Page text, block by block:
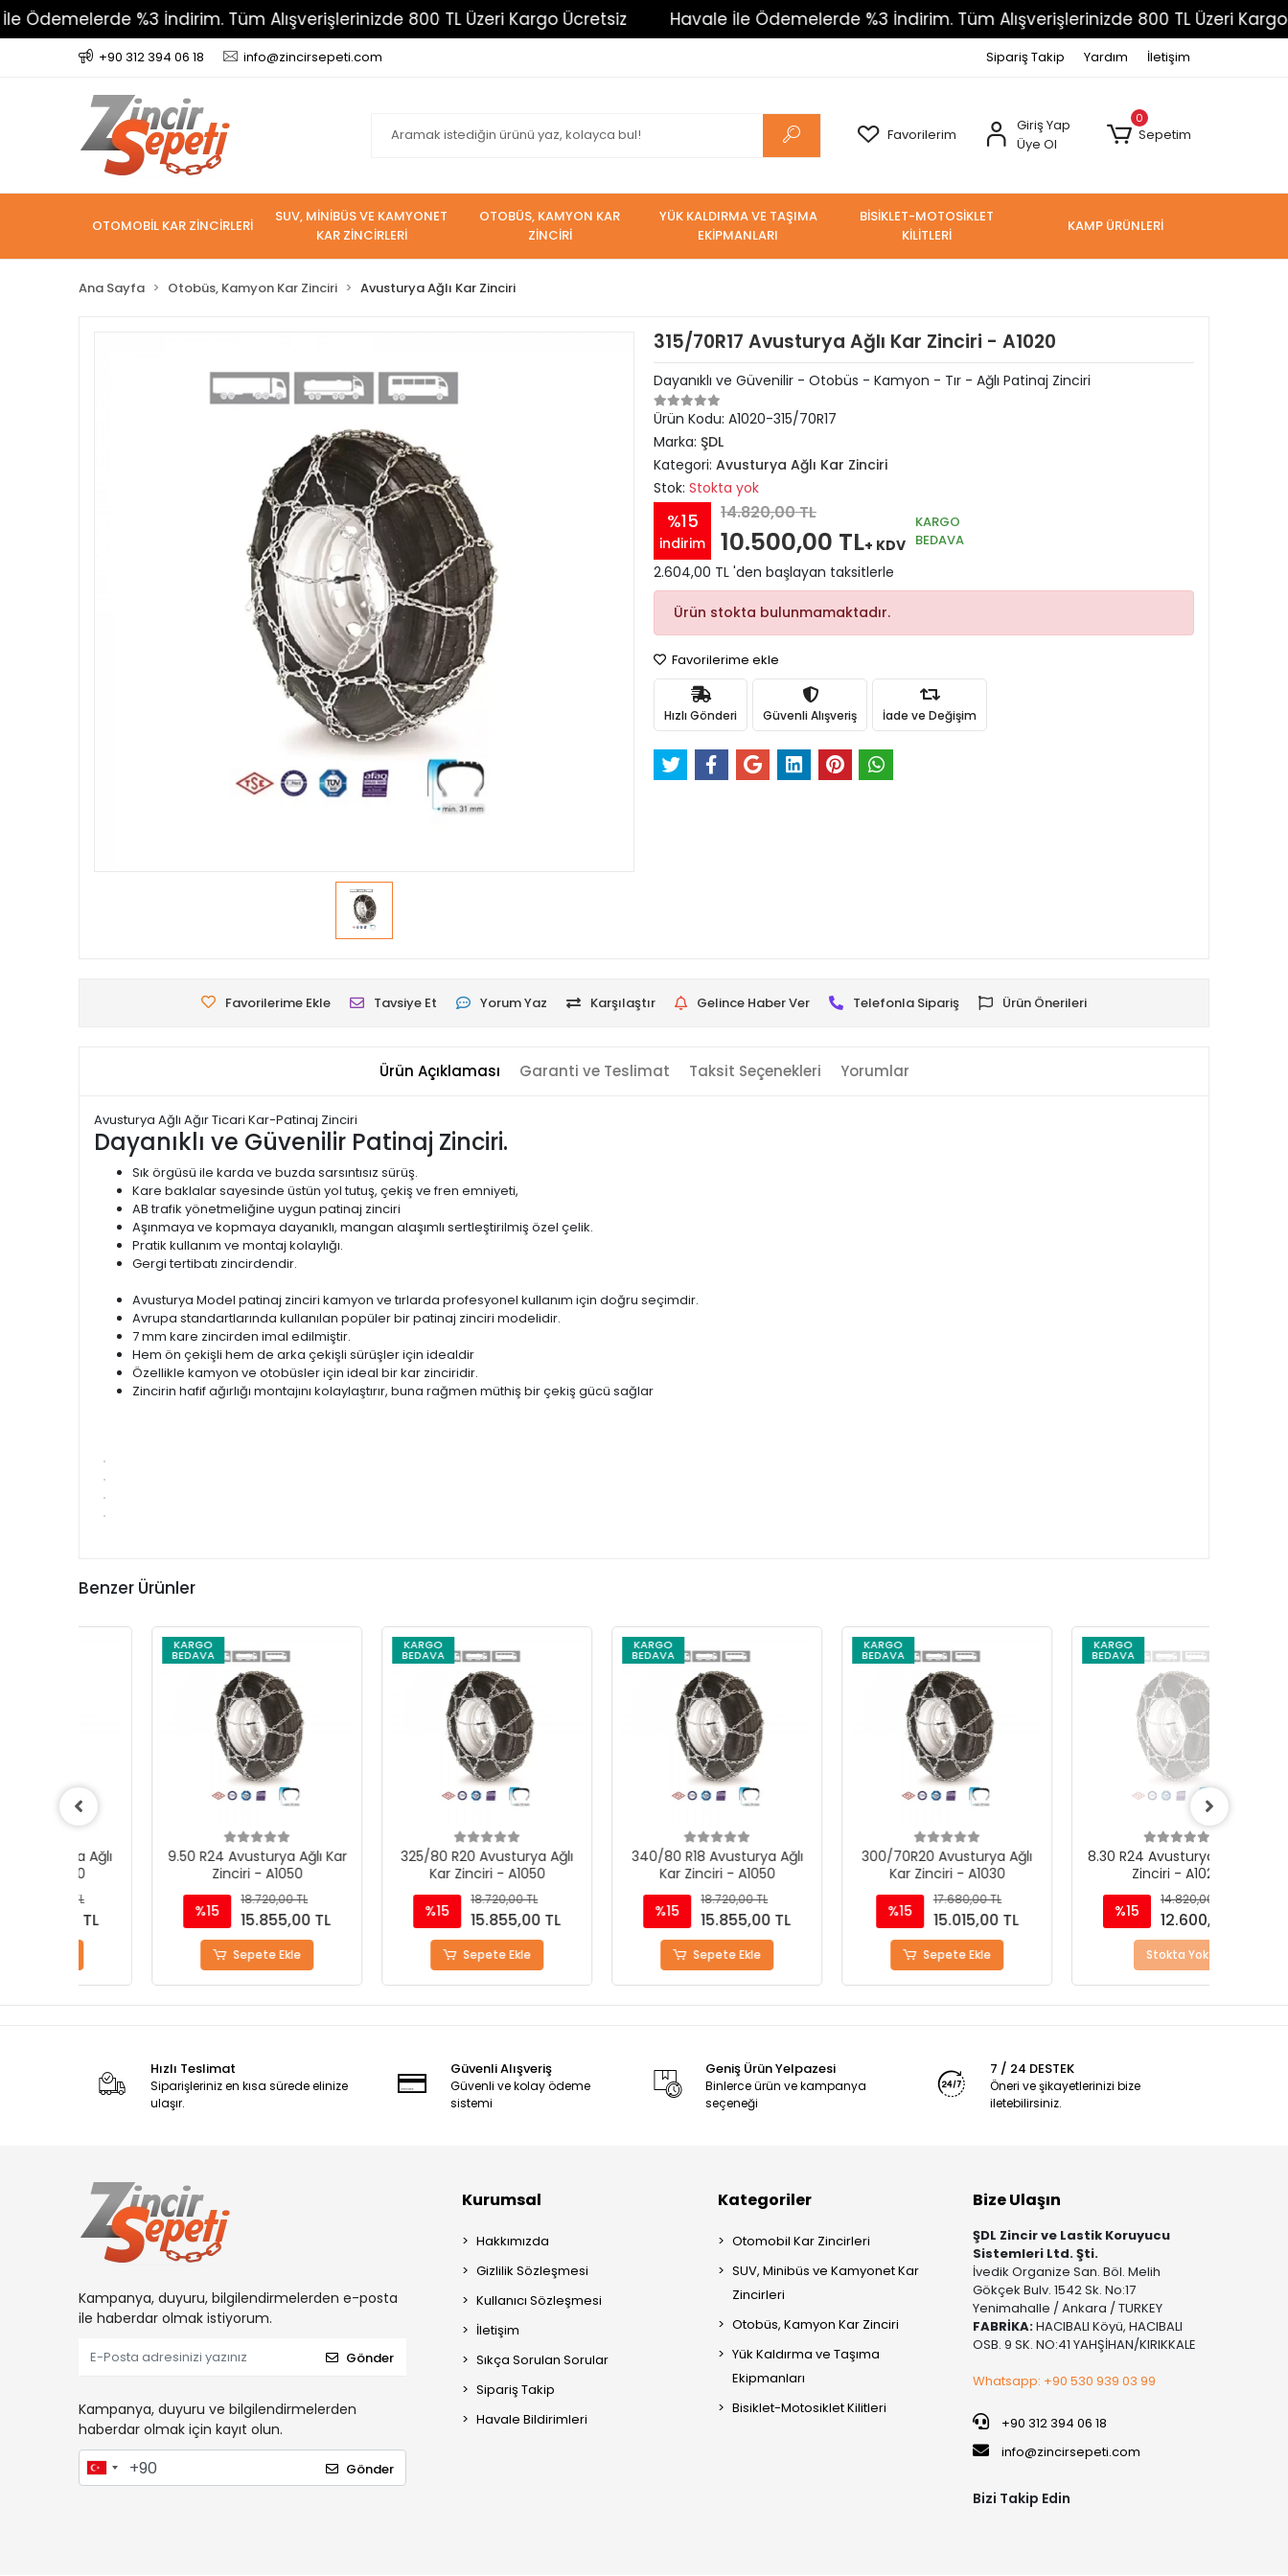
%3 İndirim. Tüm Alışverişlerinizde 800 TL Üzeri Kargo Ücretsiz Havale İle Ödemelerde %3 İndirim. Tüm Alışverişlerinizde 800 TL Üzeri Kargo
+90 312 394 06 18 info@zincirsepeti.com Sipariş Takip Yardım İletişim
Favorilerim
Giriş Yap
Üye Ol
0
Sepetim
OTOMOBİL KAR ZİNCİRLERİ
SUV, MİNİBÜS VE KAMYONET
KAR ZİNCİRLERİ
OTOBÜS, KAMYON KAR
ZİNCİRİ
YÜK KALDIRMA VE TAŞIMA
EKİPMANLARI
BİSİKLET-MOTOSİKLET
KİLİTLERİ
KAMP ÜRÜNLERİ
Ana Sayfa Otobüs, Kamyon Kar Zinciri Avusturya Ağlı Kar Zinciri
315/70R17 Avusturya Ağlı Kar Zinciri - A1020
Dayanıklı ve Güvenilir - Otobüs - Kamyon - Tır - Ağlı Patinaj Zinciri
Ürün Kodu: A1020-315/70R17
Marka: ŞDL
Kategori: Avusturya Ağlı Kar Zinciri
Stok: Stokta yok
%15
indirim
14.820,00 TL
10.500,00 TL+ KDV
KARGO
BEDAVA
2.604,00 TL 'den başlayan taksitlerle
Ürün stokta bulunmamaktadır.
Favorilerime ekle
Hızlı Gönderi Güvenli Alışveriş İade ve Değişim
Favorilerime Ekle Tavsiye Et Yorum Yaz Karşılaştır Gelince Haber Ver Telefonla Sipariş Ürün Önerileri
Ürün Açıklaması Garanti ve Teslimat Taksit Seçenekleri Yorumlar
Avusturya Ağlı Ağır Ticari Kar-Patinaj Zinciri
Dayanıklı ve Güvenilir Patinaj Zinciri.
Sık örgüsü ile karda ve buzda sarsıntısız sürüş.
Kare baklalar sayesinde üstün yol tutuş, çekiş ve fren emniyeti,
AB trafik yönetmeliğine uygun patinaj zinciri
Aşınmaya ve kopmaya dayanıklı, mangan alaşımlı sertleştirilmiş özel çelik.
Pratik kullanım ve montaj kolaylığı.
Gergi tertibatı zincirdendir.
Avusturya Model patinaj zinciri kamyon ve tırlarda profesyonel kullanım için doğru seçimdir.
Avrupa standartlarında kullanılan popüler bir patinaj zinciri modelidir.
7 mm kare zincirden imal edilmiştir.
Hem ön çekişli hem de arka çekişli sürüşler için idealdir
Özellikle kamyon ve otobüsler için ideal bir kar zinciridir.
Zincirin hafif ağırlığı montajını kolaylaştırır, buna rağmen müthiş bir çekiş gücü sağlar
Benzer Ürünler
9.50 R24 Avusturya Ağlı Kar
Zinciri - A1050
18.720,00 TL
15.855,00 TL
Sepete Ekle
325/80 R20 Avusturya Ağlı
Kar Zinciri - A1050
18.720,00 TL
15.855,00 TL
Sepete Ekle
340/80 R18 Avusturya Ağlı
Kar Zinciri - A1050
18.720,00 TL
15.855,00 TL
Sepete Ekle
300/70R20 Avusturya Ağlı
Kar Zinciri - A1030
17.680,00 TL
15.015,00 TL
Sepete Ekle
8.30 R24 Avusturya Ağlı Kar
Zinciri - A1020
14.820,00 TL
12.600,00 TL
Hızlı Teslimat
Siparişleriniz en kısa sürede elinize
ulaşır.
Güvenli Alışveriş
Güvenli ve kolay ödeme
sistemi
Geniş Ürün Yelpazesi
Binlerce ürün ve kampanya
seçeneği
7 / 24 DESTEK
Öneri ve şikayetlerinizi bize
iletebilirsiniz.
Kampanya, duyuru, bilgilendirmelerden e-posta
ile haberdar olmak istiyorum.
Gönder
Kampanya, duyuru ve bilgilendirmelerden
haberdar olmak için kayıt olun.
Gönder
Kurumsal
Hakkımızda
Gizlilik Sözleşmesi
Kullanıcı Sözleşmesi
İletişim
Sıkça Sorulan Sorular
Sipariş Takip
Havale Bildirimleri
Kategoriler
Otomobil Kar Zincirleri
SUV, Minibüs ve Kamyonet Kar
Zincirleri
Otobüs, Kamyon Kar Zinciri
Yük Kaldırma ve Taşıma
Ekipmanları
Bisiklet-Motosiklet Kilitleri
Bize Ulaşın
ŞDL Zincir ve Lastik Koruyucu
Sistemleri Ltd. Şti.
İvedik Organize San. Böl. Melih
Gökçek Bulv. 1542 Sk. No:17
Yenimahalle / Ankara / TURKEY
FABRİKA:HACIBALI Köyü, HACIBALI
OSB. 9 SK. NO:41 YAHŞİHAN/KIRIKKALE
Whatsapp: +90 530 939 03 99
+90 312 394 06 18
info@zincirsepeti.com
Bizi Takip Edin